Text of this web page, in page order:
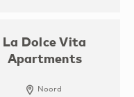
La Dolce Vita
Apartments
Noord